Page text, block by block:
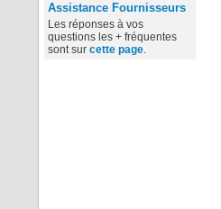
Assistance Fournisseurs
Les réponses à vos
questions les + fréquentes
sont sur cette page.